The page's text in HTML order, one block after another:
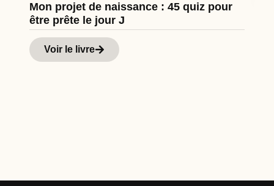
Mon projet de naissance : 45 quiz pour
être prête le jour J
Voir le livre